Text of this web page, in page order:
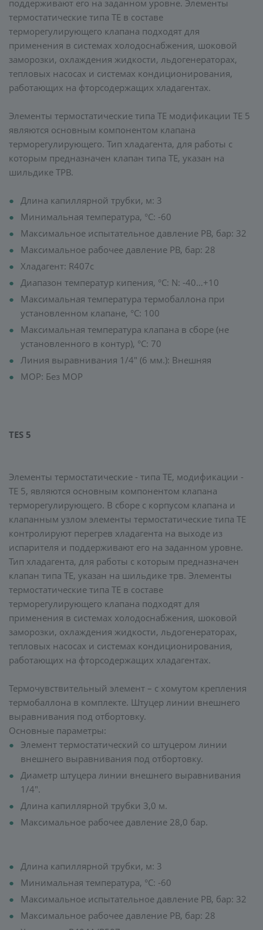
поддерживают его на заданном уровне. Элементы
термостатические типа ТЕ в составе
терморегулирующего клапана подходят для
применения в системах холодоснабжения, шоковой
заморозки, охлаждения жидкости, льдогенераторах,
тепловых насосах и системах кондиционирования,
работающих на фторсодержащих хладагентах.
Элементы термостатические типа ТЕ модификации TE 5
являются основным компонентом клапана
терморегулирующего. Тип хладагента, для работы с
которым предназначен клапан типа TE, указан на
шильдике ТРВ.
Длина капиллярной трубки, м: 3
Минимальная температура, °C: -60
Максимальное испытательное давление PB, бар: 32
Максимальное рабочее давление PB, бар: 28
Хладагент: R407c
Диапазон температур кипения, °C: N: -40…+10
Максимальная температура термобаллона при
установленном клапане, °C: 100
Максимальная температура клапана в сборе (не
установленного в контур), °C: 70
Линия выравнивания 1/4" (6 мм.): Внешняя
MOP: Без MOP
TES 5
Элементы термостатические - типа ТЕ, модификации -
TE 5, являются основным компонентом клапана
терморегулирующего. В сборе с корпусом клапана и
клапанным узлом элементы термостатические типа TE
контролируют перегрев хладагента на выходе из
испарителя и поддерживают его на заданном уровне.
Тип хладагента, для работы с которым предназначен
клапан типа TE, указан на шильдике трв. Элементы
термостатические типа ТЕ в составе
терморегулирующего клапана подходят для
применения в системах холодоснабжения, шоковой
заморозки, охлаждения жидкости, льдогенераторах,
тепловых насосах и системах кондиционирования,
работающих на фторсодержащих хладагентах.
Термочувствительный элемент – с хомутом крепления
термобаллона в комплекте. Штуцер линии внешнего
выравнивания под отбортовку.
Основные параметры:
Элемент термостатический со штуцером линии
внешнего выравнивания под отбортовку.
Диаметр штуцера линии внешнего выравнивания
1/4".
Длина капиллярной трубки 3,0 м.
Максимальное рабочее давление 28,0 бар.
Длина капиллярной трубки, м: 3
Минимальная температура, °C: -60
Максимальное испытательное давление PB, бар: 32
Максимальное рабочее давление PB, бар: 28